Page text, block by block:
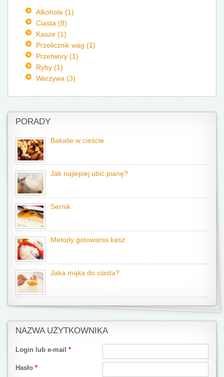
Alkohole (1)
Ciasta (8)
Kasze (1)
Przelicznik wag (1)
Przetwory (1)
Ryby (1)
Warzywa (3)
PORADY
Bakalie w cieście
Jak najlepiej ubić pianę?
Sernik
Metody gotowania kasz
Jaka mąka do ciasta?
NAZWA UŻYTKOWNIKA
Login lub e-mail *
Hasło *